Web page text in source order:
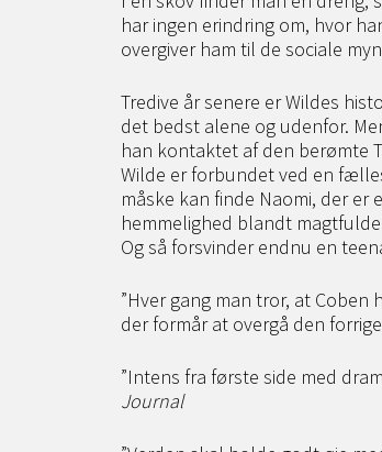
har ingen erindring om, hvor
overgiver ham til de sociale
Tredive år senere er Wildes
det bedst alene og udenfor.
han kontaktet af den berømte
Wilde er forbundet ved en
måske kan finde Naomi, der
hemmelighed blandt
Og så forsvinder endnu en
”Hver gang man tror, at
der formår at overgå den
”Intens fra første side med
Journal